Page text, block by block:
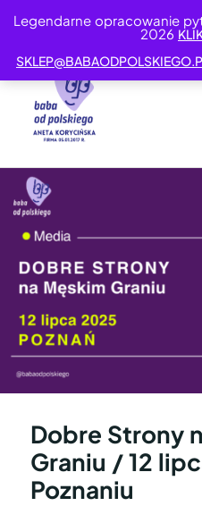
Legendarne opracowanie
2026
Dobre Strony
Graniu / 12
Poznaniu